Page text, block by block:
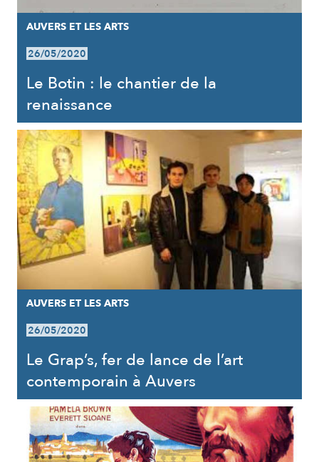
AUVERS ET LES ARTS
26/05/2020
Le Botin : le chantier de la
renaissance
AUVERS ET LES ARTS
26/05/2020
Le Grap’s, fer de lance de l’art
contemporain à Auvers